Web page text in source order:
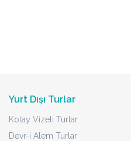
Yurt Dışı Turlar
Kolay Vizeli Turlar
Devr-i Alem Turlar